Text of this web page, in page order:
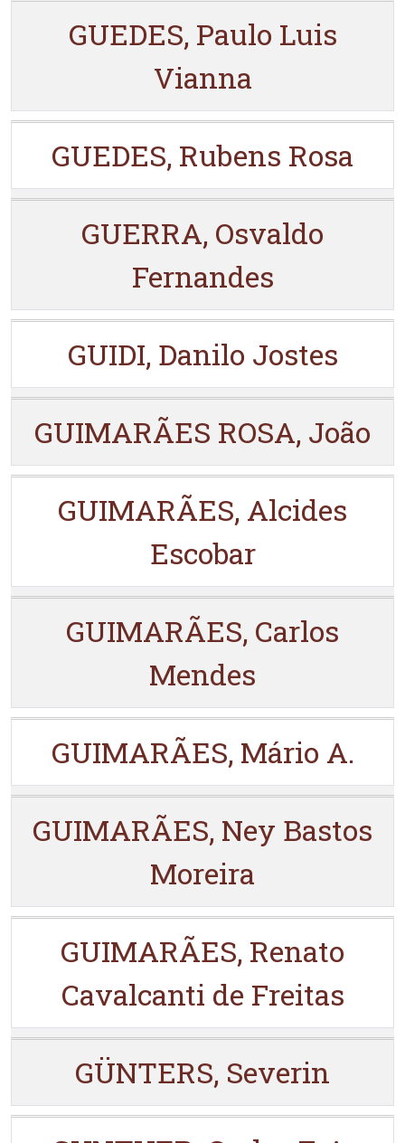
GUEDES, Paulo Luis
Vianna
GUEDES, Rubens Rosa
GUERRA, Osvaldo
Fernandes
GUIDI, Danilo Jostes
GUIMARÃES ROSA, João
GUIMARÃES, Alcides
Escobar
GUIMARÃES, Carlos
Mendes
GUIMARÃES, Mário A.
GUIMARÃES, Ney Bastos
Moreira
GUIMARÃES, Renato
Cavalcanti de Freitas
GÜNTERS, Severin